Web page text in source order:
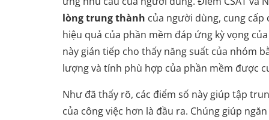
lòng trung thành của người dùng, cung cấp
hiệu quả của phần mềm đáp ứng kỳ vọng
này gián tiếp cho thấy năng suất của nhóm
lượng và tính phù hợp của phần mềm được
Như đã thấy rõ, các điểm số này giúp tập
của công việc hơn là đầu ra. Chúng giúp